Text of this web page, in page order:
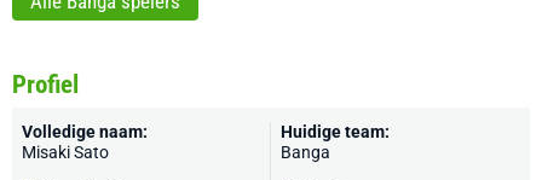
Profiel
Volledige naam:
Misaki Sato
Huidige team:
Banga